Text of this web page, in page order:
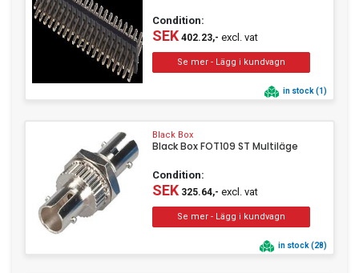
Condition:
SEK402.23,- excl. vat
in stock (1)
Black Box
Black Box FOT109 ST Multiläge
Condition:
SEK325.64,- excl. vat
in stock (28)